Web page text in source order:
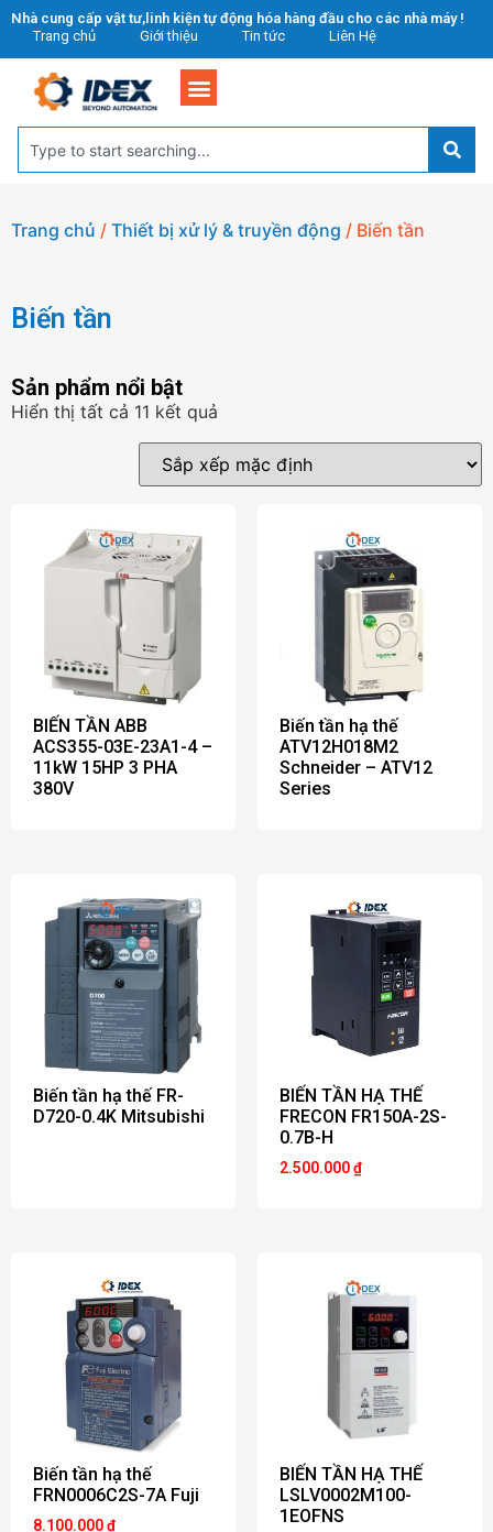
Nhà cung cấp vật tư,linh kiện tự động hóa hàng đầu cho các nhà máy !
Trang chủ
Giới thiệu Tin tức Liên Hệ
Trang chủ / Thiết bị xử lý & truyền động / Biến tần
Biến tần
Sản phẩm nổi bật
Hiển thị tất cả 11 kết quả
BIẾN TẦN ABB
ACS355-03E-23A1-4 –
11kW 15HP 3 PHA
380V
Biến tần hạ thế
ATV12H018M2
Schneider – ATV12
Series
Biến tần hạ thế FR-
D720-0.4K Mitsubishi
BIẾN TẦN HẠ THẾ
FRECON FR150A-2S-
0.7B-H
2.500.000₫
Biến tần hạ thế
FRN0006C2S-7A Fuji
8.100.000₫
BIẾN TẦN HẠ THẾ
LSLV0002M100-
1EOFNS